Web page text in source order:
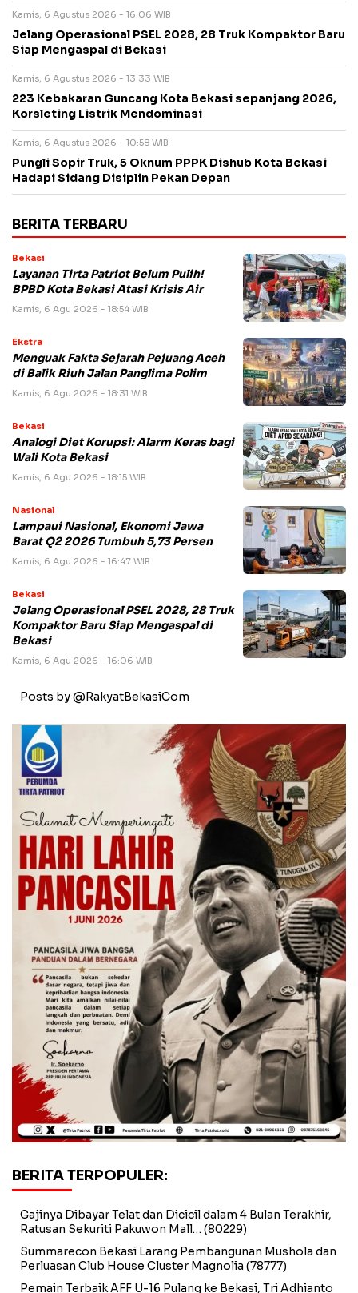
Kamis, 6 Agustus 2026 - 16:06 WIB
Jelang Operasional PSEL 2028, 28 Truk Kompaktor Baru
Siap Mengaspal di Bekasi
Kamis, 6 Agustus 2026 - 13:33 WIB
223 Kebakaran Guncang Kota Bekasi sepanjang 2026,
Korsleting Listrik Mendominasi
Kamis, 6 Agustus 2026 - 10:58 WIB
Pungli Sopir Truk, 5 Oknum PPPK Dishub Kota Bekasi
Hadapi Sidang Disiplin Pekan Depan
BERITA TERBARU
Bekasi
Layanan Tirta Patriot Belum Pulih!
BPBD Kota Bekasi Atasi Krisis Air
Kamis, 6 Agu 2026 - 18:54 WIB
Ekstra
Menguak Fakta Sejarah Pejuang Aceh
di Balik Riuh Jalan Panglima Polim
Kamis, 6 Agu 2026 - 18:31 WIB
Bekasi
Analogi Diet Korupsi: Alarm Keras bagi
Wali Kota Bekasi
Kamis, 6 Agu 2026 - 18:15 WIB
Nasional
Lampaui Nasional, Ekonomi Jawa
Barat Q2 2026 Tumbuh 5,73 Persen
Kamis, 6 Agu 2026 - 16:47 WIB
Bekasi
Jelang Operasional PSEL 2028, 28 Truk
Kompaktor Baru Siap Mengaspal di
Bekasi
Kamis, 6 Agu 2026 - 16:06 WIB
Posts by @RakyatBekasiCom
BERITA TERPOPULER:
Gajinya Dibayar Telat dan Dicicil dalam 4 Bulan Terakhir,
Ratusan Sekuriti Pakuwon Mall… (80229)
Summarecon Bekasi Larang Pembangunan Mushola dan
Perluasan Club House Cluster Magnolia (78777)
Pemain Terbaik AFF U-16 Pulang ke Bekasi, Tri Adhianto